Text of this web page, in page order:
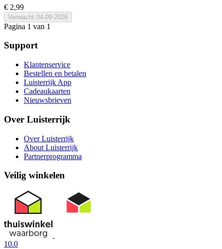
€ 2,99
Verwacht 04-09-2026
Pagina 1 van 1
Support
Klantenservice
Bestellen en betalen
Luisterrijk App
Cadeaukaarten
Nieuwsbrieven
Over Luisterrijk
Over Luisterrijk
About Luisterrijk
Partnerprogramma
Veilig winkelen
10.0